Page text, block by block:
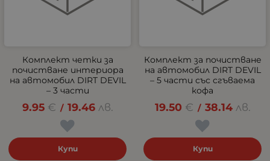
Комплект четки за
почистване интериора
на автомобил DIRT DEVIL
– 3 части
9.95 € / 19.46 лв.
Купи
Комплект за почистване
на автомобил DIRT DEVIL
– 5 части със сгъваема
кофа
19.50 € / 38.14 лв.
Купи